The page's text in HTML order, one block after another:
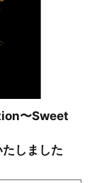
〜Sweet
しました